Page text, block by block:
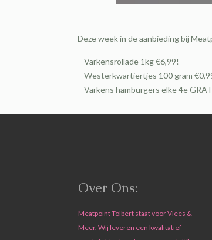
Deze week in de aanbieding bij
– Varkensrollade 1kg €6,99!
– Westerkwartiertjes 100 gram
– Varkens hamburgers elke 4e
Over Ons:
Meatpoint Tolbert staat voor Vlees &
Meer. Wij leveren een kwalitatief